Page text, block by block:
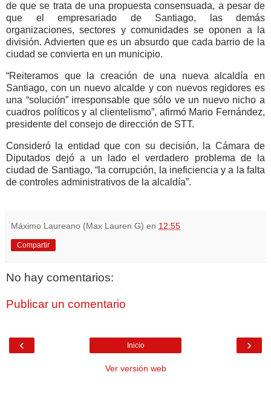
de que se trata de una propuesta consensuada, a pesar de
que el empresariado de Santiago, las demás
organizaciones, sectores y comunidades se oponen a la
división. Advierten que es un absurdo que cada barrio de la
ciudad se convierta en un municipio.
“Reiteramos que la creación de una nueva alcaldía en
Santiago, con un nuevo alcalde y con nuevos regidores es
una “solución” irresponsable que sólo ve un nuevo nicho a
cuadros políticos y al clientelismo”, afirmó Mario Fernández,
presidente del consejo de dirección de STT.
Consideró la entidad que con su decisión, la Cámara de
Diputados dejó a un lado el verdadero problema de la
ciudad de Santiago, “la corrupción, la ineficiencia y a la falta
de controles administrativos de la alcaldía”.
Máximo Laureano (Max Lauren G) en 12:55
Compartir
No hay comentarios:
Publicar un comentario
‹ ›
Inicio
Ver versión web